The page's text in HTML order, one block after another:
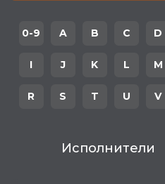
0-9 A B C D
I J K L M
R S T U V
Исполнители